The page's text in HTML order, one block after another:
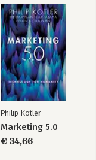
Philip Kotler
Marketing 5.0
€ 34,66